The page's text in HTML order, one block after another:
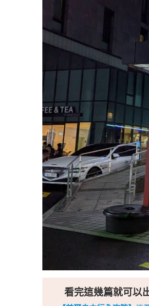
看完這幾篇就可以